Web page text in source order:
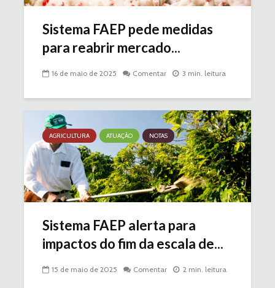
Sistema FAEP pede medidas
para reabrir mercado...
16 de maio de 2025 Comentar 3 min. leitura
AGRICULTURA ATUAÇÃO NOTAS
Sistema FAEP alerta para
impactos do fim da escala de...
15 de maio de 2025 Comentar 2 min. leitura